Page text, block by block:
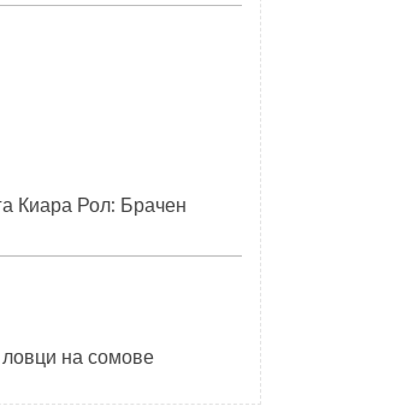
Киара Рол: Брачен
на сомове